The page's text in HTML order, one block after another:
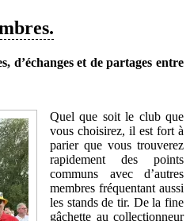
d’échanges et de partages entre
Quel que soit le club que
vous choisirez, il est fort à
parier que vous trouverez
rapidement des points
communs avec d’autres
membres fréquentant aussi
les stands de tir. De la fine
gâchette au collectionneur